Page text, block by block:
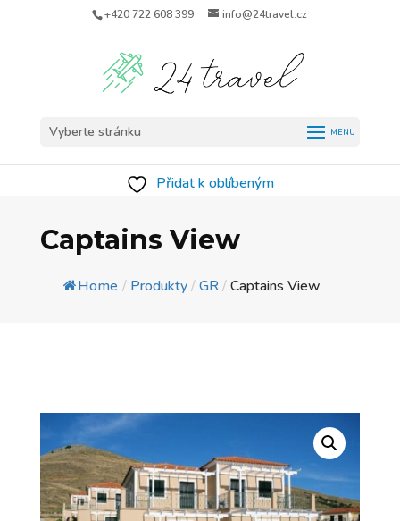
+420 722 608 399 info@24travel.cz
Vyberte stránku
Přidat k oblíbeným
Captains View
Home / Produkty/GR/Captains View